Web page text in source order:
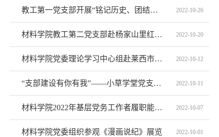
教工第一党支部开展“铭记历史、团结奋斗”主题党日活动 2022-10-26
材料学院教工第二党支部赴杨家山里红色教育基地参观学习 2022-10-20
材料学院党委理论学习中心组赴莱西市考察学习 2022-10-12
“支部建设有你有我”——小草学堂党支部主题党日活动 2022-10-11
材料学院2022年基层党务工作者履职能力提升培训班开班 2022-10-07
材料学院党委组织参观《漫画说纪》展览 2022-10-01